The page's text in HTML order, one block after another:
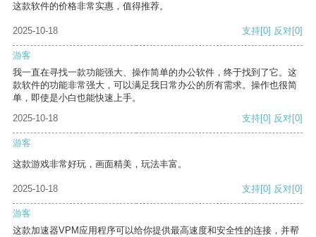
这款软件的价格非常实惠，值得推荐。
2025-10-18 支持[0] 反对[0]
游客
我一直在寻找一款功能强大、操作简单的办公软件，终于找到了它。这
款软件的功能非常强大，可以满足我日常办公的所有需求。操作也很简
单，即使是小白也能快速上手。
2025-10-18
支持[0] 反对[0]
游客
这款游戏非常好玩，画面精美，玩法丰富。
2025-10-18 支持[0] 反对[0]
游客
这款加速器VPM应用程序可以给你提供最高速度和安全性的连接，并帮